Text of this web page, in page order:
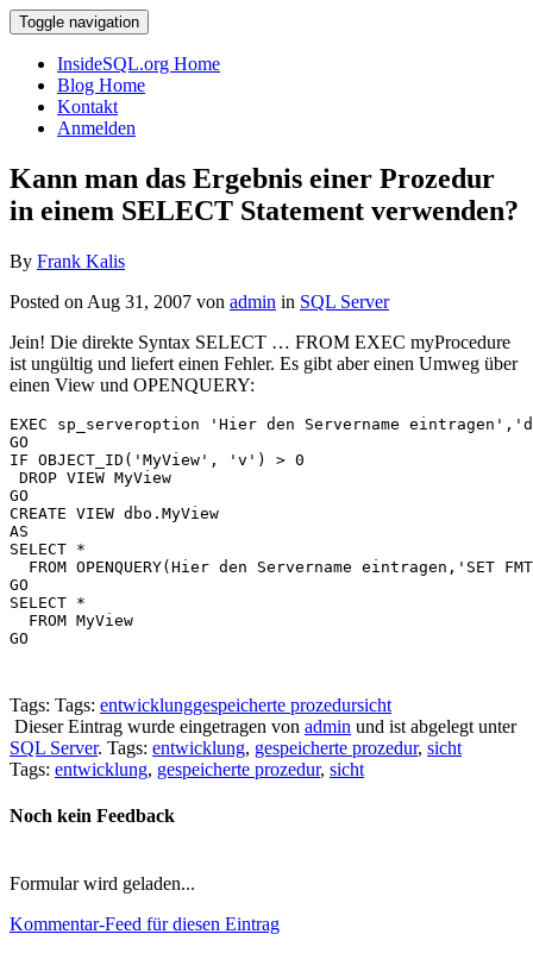
Toggle navigation
InsideSQL.org Home
Blog Home
Kontakt
Anmelden
Kann man das Ergebnis einer Prozedur
in einem SELECT Statement verwenden?
By Frank Kalis
Posted on Aug 31, 2007 von admin in SQL Server
Jein! Die direkte Syntax SELECT … FROM EXEC myProcedure
ist ungültig und liefert einen Fehler. Es gibt aber einen Umweg über
einen View und OPENQUERY:
EXEC sp_serveroption 'Hier den Servername
GO
IF OBJECT_ID('MyView', 'v') > 0
DROP VIEW MyView
GO
CREATE VIEW dbo.MyView
AS
SELECT *
FROM OPENQUERY(Hier den Servername eintragen,'SET
GO
SELECT *
  FROM MyView
GO
Tags: Tags: entwicklunggespeicherte prozedursicht
Dieser Eintrag wurde eingetragen von admin und ist abgelegt unter
SQL Server. Tags: entwicklung, gespeicherte prozedur, sicht
Tags: entwicklung, gespeicherte prozedur, sicht
Noch kein Feedback
Formular wird geladen...
Kommentar-Feed für diesen Eintrag